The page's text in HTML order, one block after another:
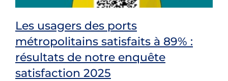
Les usagers des ports
métropolitains satisfaits à 89% :
Les usagers des ports
métropolitains satisfaits à 89% :
résultats de notre enquête
satisfaction 2025